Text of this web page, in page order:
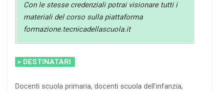
Con le stesse credenziali potrai visionare tutti i
materiali del corso sulla piattaforma
formazione.tecnicadellascuola.it
> DESTINATARI
Docenti scuola primaria, docenti scuola dell’infanzia,